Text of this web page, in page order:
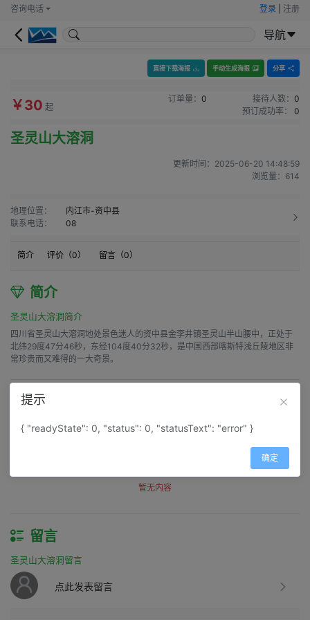
咨询电话 登录 注册
导航
直接下载海报 手动生成海报 分享
￥30 起
订单量： 0 接待人数： 0
预订成功率：
0
圣灵山大溶洞
更新时间： 2025-06-20 14:48:59
浏览量： 614
地理位置：
内江市-资中县
联系电话：
08
简介 评价（0） 留言（0）
简介
圣灵山大溶洞简介
四川省圣灵山大溶洞地处景色迷人的资中县金李井镇圣灵山半山腰中，正处于
北纬29度47分46秒，东经104度40分32秒，是中国西部喀斯特浅丘陵地区非
常珍贵而又难得的一大奇景。
评价
圣灵山大溶洞评价
暂无内容
留言
圣灵山大溶洞留言
点此发表留言
提示
{ "readyState": 0, "status": 0, "statusText": "error" }
确定